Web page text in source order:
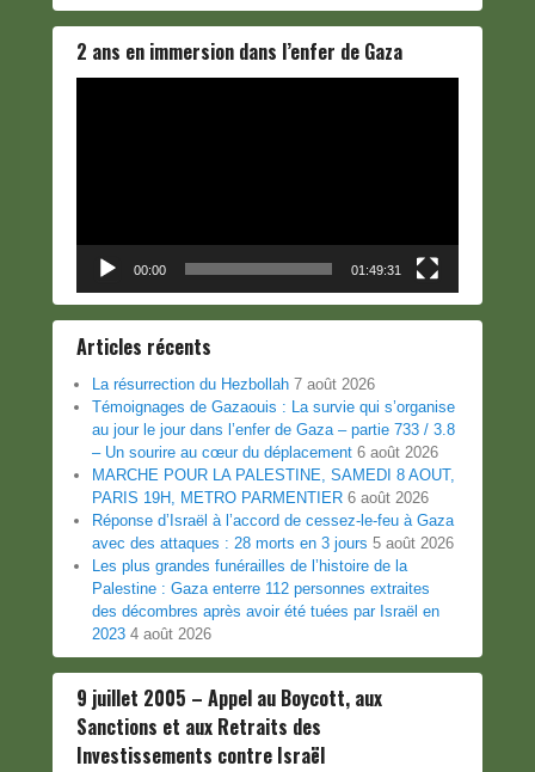
2 ans en immersion dans l’enfer de Gaza
00:00 01:49:31
Articles récents
La résurrection du Hezbollah 7 août 2026
Témoignages de Gazaouis : La survie qui s’organise
au jour le jour dans l’enfer de Gaza – partie 733 / 3.8
– Un sourire au cœur du déplacement 6 août 2026
MARCHE POUR LA PALESTINE, SAMEDI 8 AOUT,
PARIS 19H, METRO PARMENTIER 6 août 2026
Réponse d’Israël à l’accord de cessez-le-feu à Gaza
avec des attaques : 28 morts en 3 jours 5 août 2026
Les plus grandes funérailles de l’histoire de la
Palestine : Gaza enterre 112 personnes extraites
des décombres après avoir été tuées par Israël en
2023 4 août 2026
9 juillet 2005 – Appel au Boycott, aux
Sanctions et aux Retraits des
Investissements contre Israël